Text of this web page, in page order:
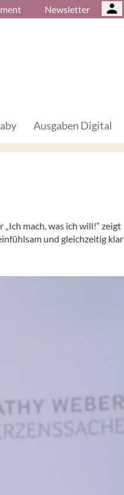
Newsletter
Ausgaben Digital
mach, was ich will!“ zeigt
und gleichzeitig klar